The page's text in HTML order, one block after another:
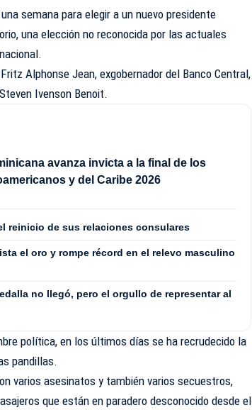
semana para elegir a un nuevo presidente
una elección no reconocida por las actuales
Alphonse Jean, exgobernador del Banco Central,
Ivenson Benoit.
avanza invicta a la final de los
y del Caribe 2026
reinicio de sus relaciones consulares
el oro y rompe récord en el relevo masculino
no llegó, pero el orgullo de representar al
política, en los últimos días se ha recrudecido la
pandillas.
varios asesinatos y también varios secuestros,
que están en paradero desconocido desde el